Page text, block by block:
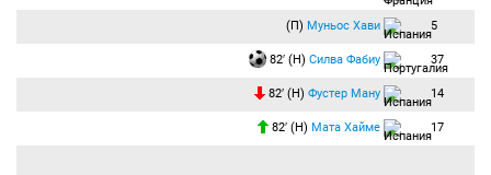
(П) Муньос Хави 5
82′ (Н) Силва Фабиу 37
82′ (Н) Фустер Ману 14
82′ (Н) Мата Хайме 17